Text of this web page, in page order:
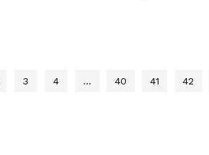
3 4 … 40 41 42